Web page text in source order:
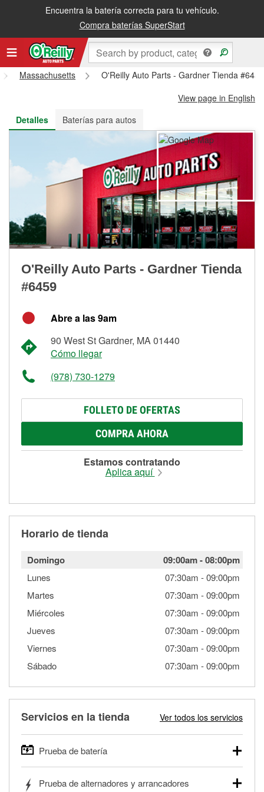
Encuentra la batería correcta para tu vehículo.
Compra baterías SuperStart
Recibe tu orden gratis al día siguiente o recógela en la tienda
Massachusetts
O'Reilly Auto Parts - Gardner Tienda #6459
View page in English
Detalles
Baterías para autos
O'Reilly Auto Parts - Gardner Tienda
#6459
Abre a las 9am
90 West St Gardner, MA 01440
Cómo llegar
(978) 730-1279
FOLLETO DE OFERTAS
COMPRA AHORA
Estamos contratando
Aplica aquí
Horario de tienda
Domingo 09:00am-08:00pm
Lunes 07:30am -09:00pm
Martes
07:30am -09:00pm
Miércoles
07:30am -09:00pm
Jueves
07:30am -09:00pm
Viernes
07:30am -09:00pm
Sábado
07:30am -09:00pm
Servicios en la tienda Ver todos los servicios
Prueba de batería
autos, camionetas, SUVs, vehículos comerciales y
Prueba de alternadores y arrancadores